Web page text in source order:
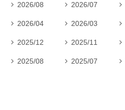
 2026/08  2026/07 
 2026/04  2026/03 
 2025/12  2025/11 
 2025/08  2025/07 